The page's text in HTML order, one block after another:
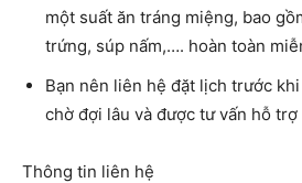
một suất ăn tráng miệng, bao
trứng, súp nấm,…. hoàn toàn
Bạn nên liên hệ đặt lịch trước
chờ đợi lâu và được tư vấn hỗ trợ
Thông tin liên hệ